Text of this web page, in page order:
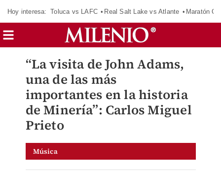
Hoy interesa: Toluca vs LAFC Real Salt Lake vs Atlante Maratón
“La visita de John Adams,
una de las más
importantes en la historia
de Minería”: Carlos Miguel
Prieto
Música